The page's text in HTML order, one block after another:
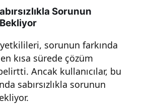
Sorunun
sorunun farkında
kısa sürede çözüm
Ancak kullanıcılar, bu
sabırsızlıkla sorunun